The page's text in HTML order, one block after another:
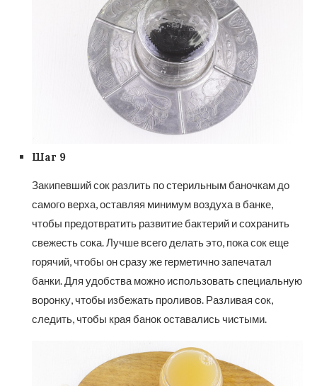
Шаг 9
Закипевший сок разлить по стерильным баночкам до
самого верха, оставляя минимум воздуха в банке,
чтобы предотвратить развитие бактерий и сохранить
свежесть сока. Лучше всего делать это, пока сок еще
горячий, чтобы он сразу же герметично запечатал
банки. Для удобства можно использовать специальную
воронку, чтобы избежать проливов. Разливая сок,
следить, чтобы края банок оставались чистыми.